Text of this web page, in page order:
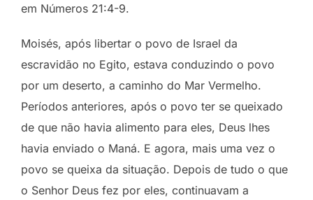
em Números 21:4-9.
Moisés, após libertar o povo de Israel da
escravidão no Egito, estava conduzindo o povo
por um deserto, a caminho do Mar Vermelho.
Períodos anteriores, após o povo ter se queixado
de que não havia alimento para eles, Deus lhes
havia enviado o Maná. E agora, mais uma vez o
povo se queixa da situação. Depois de tudo o que
o Senhor Deus fez por eles, continuavam a